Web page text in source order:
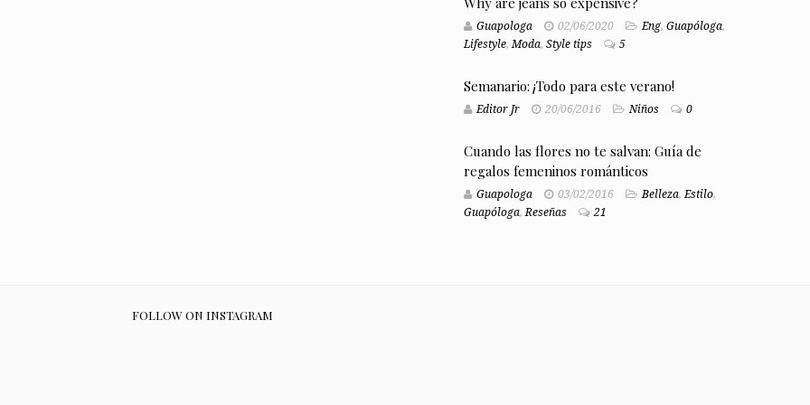
Guapologa 02/06/2020 Eng, Guapóloga,
Lifestyle,Moda, Style tips 5
Semanario: ¡Todo para este verano!
Editor Jr 20/06/2016 Niños 0
Cuando las flores no te salvan: Guía de
regalos femeninos románticos
Guapologa 03/02/2016 Belleza,Estilo,
Guapóloga,Reseñas 21
FOLLOW ON INSTAGRAM